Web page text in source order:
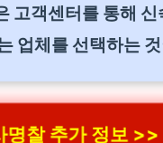
고객센터를 통해
업체를 선택하는
명찰 추가 정보 >>